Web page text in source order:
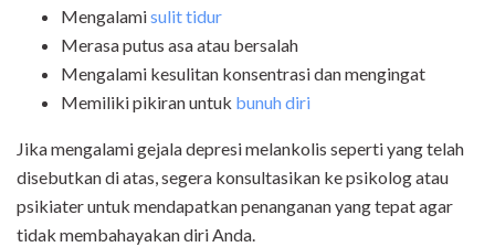
Mengalamisulit tidur
Merasa putus asa atau bersalah
Mengalami kesulitan konsentrasi dan mengingat
Memiliki pikiran untuk bunuh diri
Jika mengalami gejala depresi melankolis seperti yang telah
disebutkan di atas, segera konsultasikan ke psikolog atau
psikiater untuk mendapatkan penanganan yang tepat agar
tidak membahayakan diri Anda.